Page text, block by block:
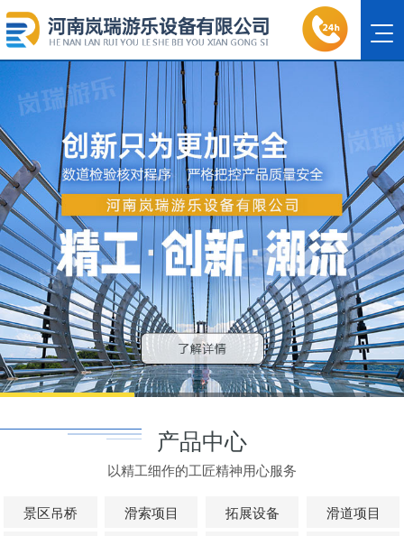
1 2 3
产品中心
以精工细作的工匠精神用心服务
景区吊桥 滑索项目 拓展设备
滑道项目